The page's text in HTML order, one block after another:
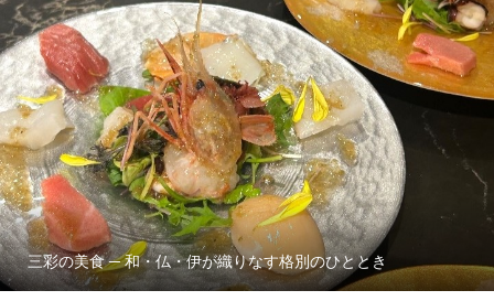
三彩の美食 ─ 和・仏・伊が織りなす格別のひととき